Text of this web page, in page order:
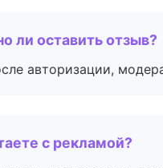
ли оставить отзыв?
авторизации,
с рекламой?